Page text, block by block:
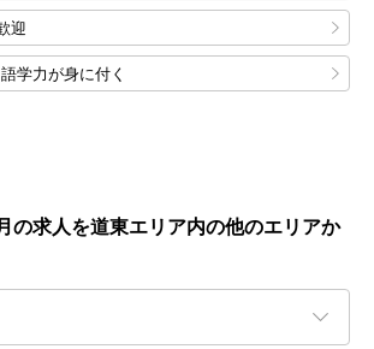
迎
学力が身に付く
の求人を道東エリア内の他のエリアか